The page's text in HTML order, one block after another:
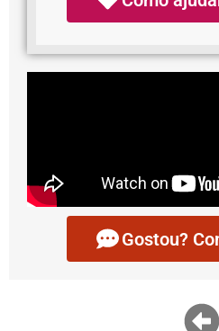
Gostou?